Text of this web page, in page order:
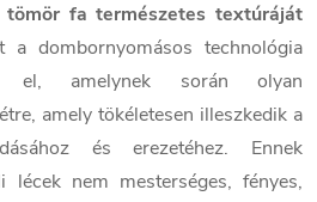
tömör fa természetes textúráját
dombornyomásos technológia
el, amelynek során olyan
amely tökéletesen illeszkedik a
és erezetéhez. Ennek
lécek nem mesterséges, fényes,